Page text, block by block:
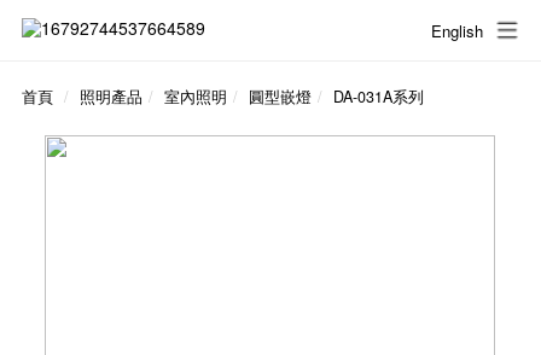
English
首頁 照明產品 室內照明 圓型嵌燈 DA-031A系列